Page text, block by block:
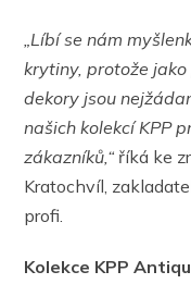
„Líbí se nám
krytiny, protože
dekory jsou
našich kolekcí KPP
zákazníků,“ říká ke
Kratochvíl,
profi.
Kolekce KPP